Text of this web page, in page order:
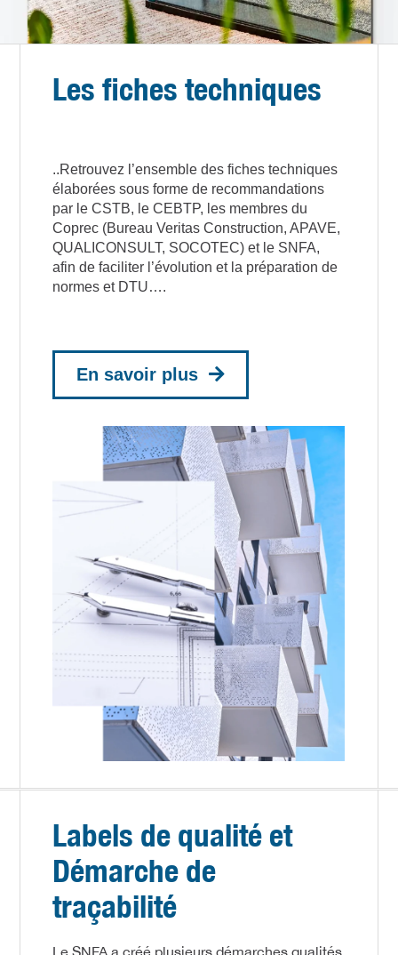
Les fiches techniques
..Retrouvez l’ensemble des fiches techniques
élaborées sous forme de recommandations
par le CSTB, le CEBTP, les membres du
Coprec (Bureau Veritas Construction, APAVE,
QUALICONSULT, SOCOTEC) et le SNFA,
afin de faciliter l’évolution et la préparation de
normes et DTU….
En savoir plus
Labels de qualité et
Démarche de
traçabilité